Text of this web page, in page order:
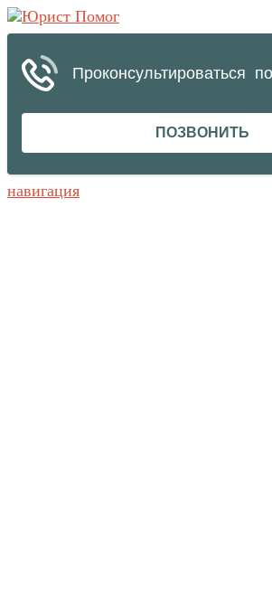
навигация